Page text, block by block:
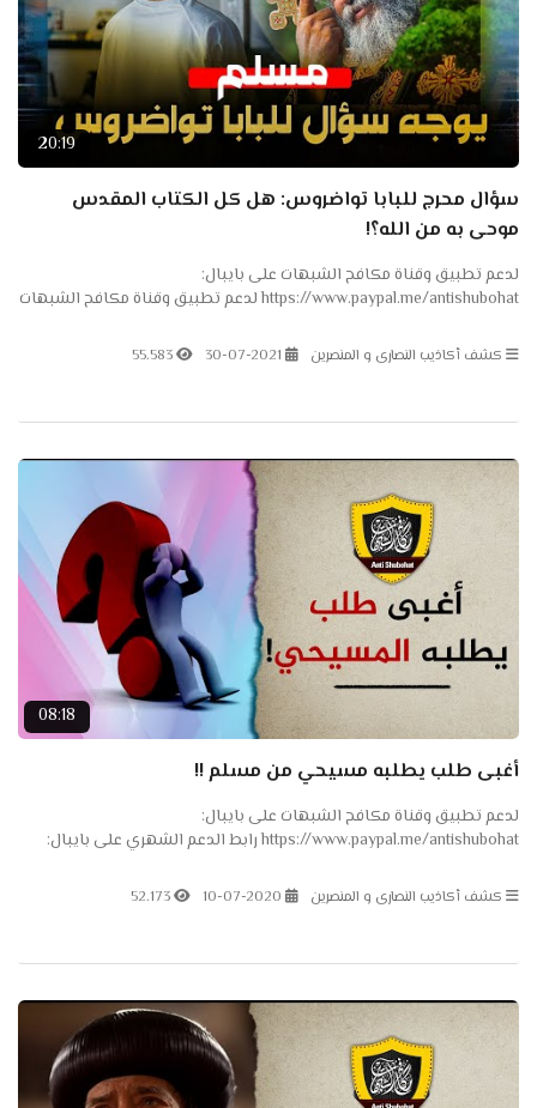
20:19
سؤال محرج للبابا تواضروس: هل كل الكتاب المقدس
موحى به من الله؟!
لدعم تطبيق وقناة مكافح الشبهات على بايبال:
https://www.paypal.me/antishubohat لدعم تطبيق وقناة مكافح الشبهات
على...كشف أكاذيب النصارى و المنصرين 30-07-2021
55.583
08:18
أغبى طلب يطلبه مسيحي من مسلم !!
لدعم تطبيق وقناة مكافح الشبهات على بايبال:
https://www.paypal.me/antishubohat رابط الدعم الشهري على بايبال:
الشبهات على...
كشف أكاذيب النصارى و المنصرين 10-07-2020
52.173